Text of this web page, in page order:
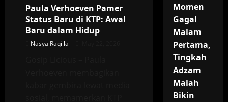
Viva
La
Vida
Paula Verhoeven Pamer
Status Baru di KTP: Awal
Baru dalam Hidup
Nasya Raqilla
Momen
Gagal
Malam
Pertama,
Tingkah
Adzam
Malah
Bikin